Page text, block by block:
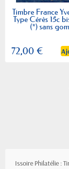
Timbre France
Type Cérès 15c
(*) sans
72,00 €
Issoire Philatélie :